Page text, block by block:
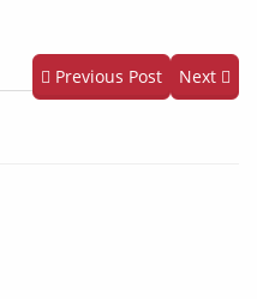
Previous Post Next